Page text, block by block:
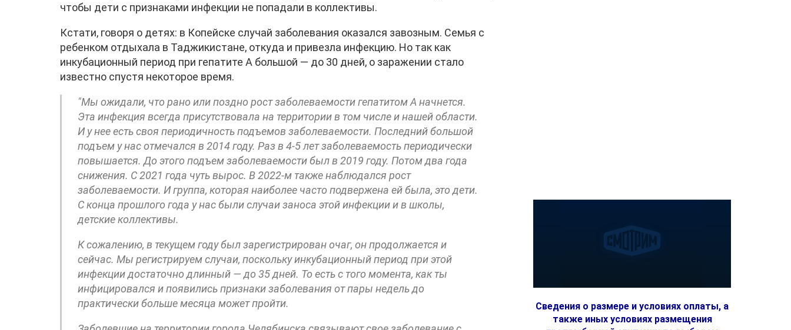
чтобы дети с признаками инфекции не попадали в коллективы.
Кстати, говоря о детях: в Копейске случай заболевания оказался завозным. Семья с
ребенком отдыхала в Таджикистане, откуда и привезла инфекцию. Но так как
инкубационный период при гепатите А большой — до 30 дней, о заражении стало
известно спустя некоторое время.
"Мы ожидали, что рано или поздно рост заболеваемости гепатитом А начнется.
Эта инфекция всегда присутствовала на территории в том числе и нашей области.
И у нее есть своя периодичность подъемов заболеваемости. Последний большой
подъем у нас отмечался в 2014 году. Раз в 4-5 лет заболеваемость периодически
повышается. До этого подъем заболеваемости был в 2019 году. Потом два года
снижения. С 2021 года чуть вырос. В 2022-м также наблюдался рост
заболеваемости. И группа, которая наиболее часто подвержена ей была, это дети.
С конца прошлого года у нас были случаи заноса этой инфекции и в школы,
детские коллективы.
К сожалению, в текущем году был зарегистрирован очаг, он продолжается и
сейчас. Мы регистрируем случаи, поскольку инкубационный период при этой
инфекции достаточно длинный — до 35 дней. То есть с того момента, как ты
инфицировался и появились признаки заболевания от пары недель до
практически больше месяца может пройти.
Сведения о размере и условиях оплаты, а
также иных условиях размещения